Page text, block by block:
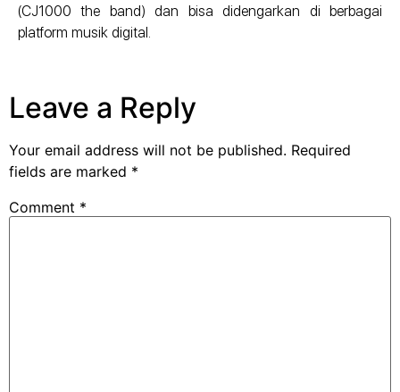
(CJ1000 the band) dan bisa didengarkan di berbagai
platform musik digital.
Leave a Reply
Your email address will not be published. Required
fields are marked *
Comment *